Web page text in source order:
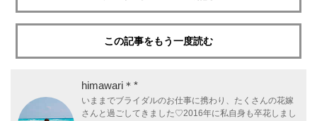
この記事をもう一度読む
himawari＊*
いままでブライダルのお仕事に携わり、たくさんの花嫁
さんと過ごしてきました♡2016年に私自身も卒花しまし